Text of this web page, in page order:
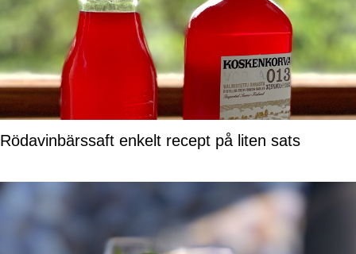
Rödavinbärssaft enkelt recept på liten sats